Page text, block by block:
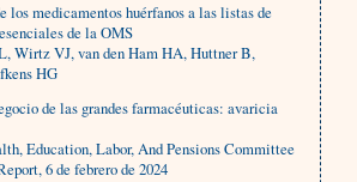
los medicamentos huérfanos a las listas de
de la OMS
Wirtz VJ, van den Ham HA, Huttner B,
HG
de las grandes farmacéuticas: avaricia
Education, Labor, And Pensions Committee
6 de febrero de 2024